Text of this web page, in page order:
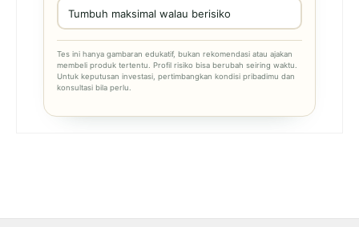
Tumbuh maksimal walau berisiko
Tes ini hanya gambaran edukatif, bukan rekomendasi atau ajakan
membeli produk tertentu. Profil risiko bisa berubah seiring waktu.
Untuk keputusan investasi, pertimbangkan kondisi pribadimu dan
konsultasi bila perlu.